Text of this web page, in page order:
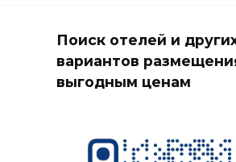
Поиск отелей и
вариантов
выгодным ценам